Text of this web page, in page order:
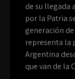
de su llegada
por la Patria
generación
representa la
Argentina
que van de la